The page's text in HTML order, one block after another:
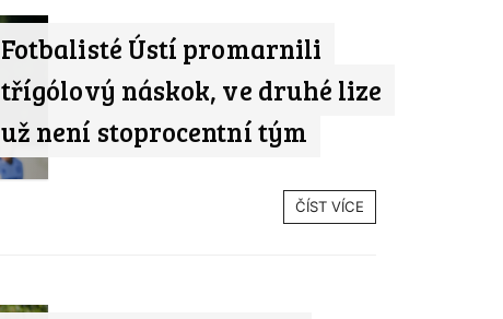
Fotbalisté Ústí promarnili
třígólový náskok, ve druhé lize
už není stoprocentní tým
ČÍST VÍCE